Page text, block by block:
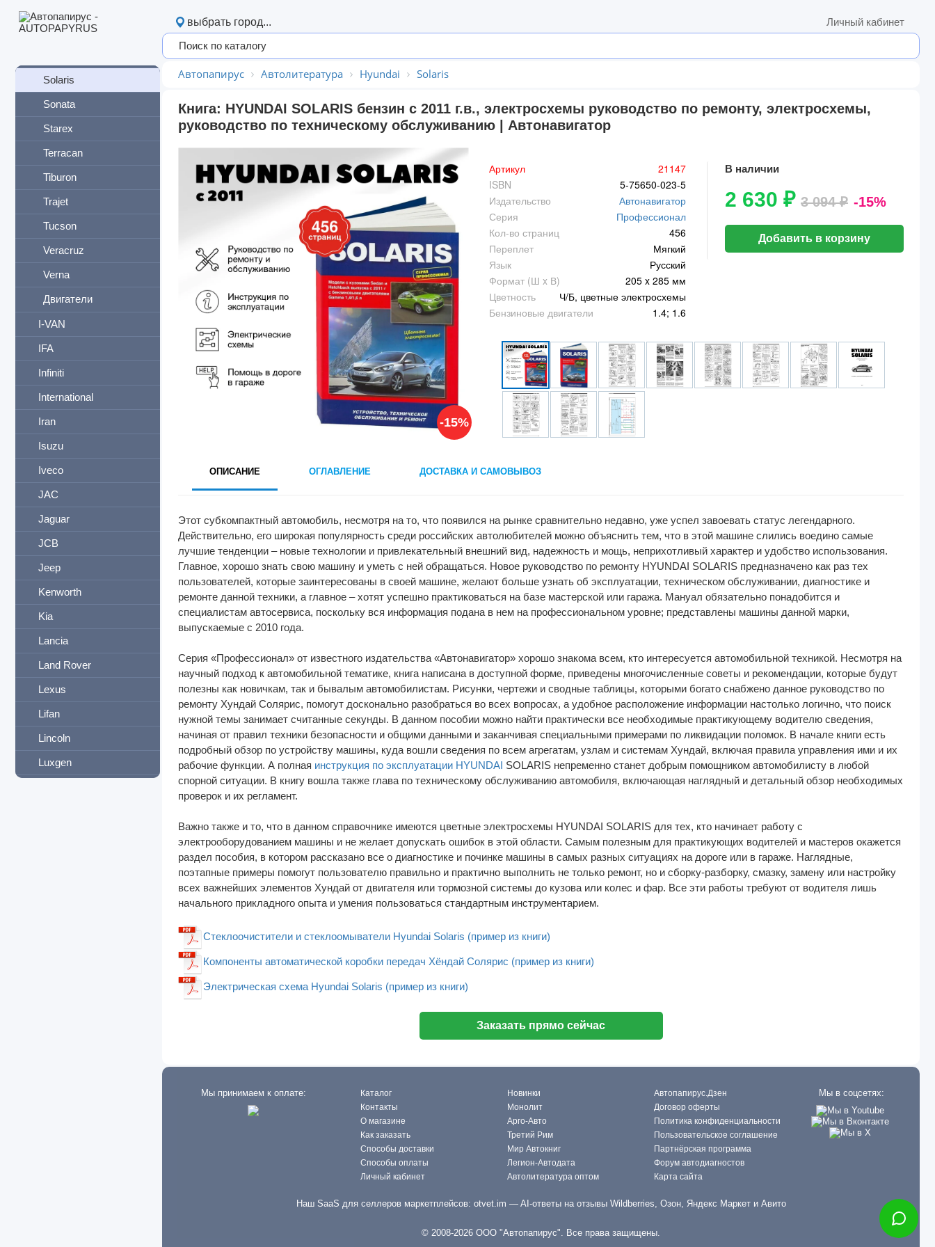
Santa Fe
Solaris
Sonata
Starex
Terracan
Tiburon
Trajet
Tucson
Veracruz
Verna
Двигатели
I-VAN
IFA
Infiniti
International
Iran
Isuzu
Iveco
JAC
Jaguar
JCB
Jeep
Kenworth
Kia
Lancia
Land Rover
Lexus
Lifan
Lincoln
Luxgen
выбрать город... Личный кабинет
Автопапирус Автолитература Hyundai Solaris
Книга: HYUNDAI SOLARIS бензин с 2011 г.в., электросхемы руководство по ремонту, электросхемы,
руководство по техническому обслуживанию | Автонавигатор
-15%
Артикул
21147
ISBN
5-75650-023-5
Издательство
Автонавигатор
Серия
Профессионал
Кол-во страниц
456
Переплет
Мягкий
Язык
Русский
Формат (Ш x В)
205 x 285 мм
Цветность
Ч/Б, цветные электросхемы
Бензиновые двигатели
1.4; 1.6
В наличии
2 630 ₽3 094 ₽ -15%
Добавить в корзину
ОПИСАНИЕ ОГЛАВЛЕНИЕ ДОСТАВКА И САМОВЫВОЗ
Этот субкомпактный автомобиль, несмотря на то, что появился на рынке сравнительно недавно, уже успел завоевать статус легендарного.
Действительно, его широкая популярность среди российских автолюбителей можно объяснить тем, что в этой машине слились воедино самые
лучшие тенденции – новые технологии и привлекательный внешний вид, надежность и мощь, неприхотливый характер и удобство использования.
Главное, хорошо знать свою машину и уметь с ней обращаться. Новое руководство по ремонту HYUNDAI SOLARIS предназначено как раз тех
пользователей, которые заинтересованы в своей машине, желают больше узнать об эксплуатации, техническом обслуживании, диагностике и
ремонте данной техники, а главное – хотят успешно практиковаться на базе мастерской или гаража. Мануал обязательно понадобится и
специалистам автосервиса, поскольку вся информация подана в нем на профессиональном уровне; представлены машины данной марки,
выпускаемые с 2010 года.
Серия «Профессионал» от известного издательства «Автонавигатор» хорошо знакома всем, кто интересуется автомобильной техникой. Несмотря на
научный подход к автомобильной тематике, книга написана в доступной форме, приведены многочисленные советы и рекомендации, которые будут
полезны как новичкам, так и бывалым автомобилистам. Рисунки, чертежи и сводные таблицы, которыми богато снабжено данное руководство по
ремонту Хундай Солярис, помогут досконально разобраться во всех вопросах, а удобное расположение информации настолько логично, что поиск
нужной темы занимает считанные секунды. В данном пособии можно найти практически все необходимые практикующему водителю сведения,
начиная от правил техники безопасности и общими данными и заканчивая специальными примерами по ликвидации поломок. В начале книги есть
подробный обзор по устройству машины, куда вошли сведения по всем агрегатам, узлам и системам Хундай, включая правила управления ими и их
рабочие функции. А полная инструкция по эксплуатации HYUNDAI SOLARIS непременно станет добрым помощником автомобилисту в любой
спорной ситуации. В книгу вошла также глава по техническому обслуживанию автомобиля, включающая наглядный и детальный обзор необходимых
проверок и их регламент.
Важно также и то, что в данном справочнике имеются цветные электросхемы HYUNDAI SOLARIS для тех, кто начинает работу с
электрооборудованием машины и не желает допускать ошибок в этой области. Самым полезным для практикующих водителей и мастеров окажется
раздел пособия, в котором рассказано все о диагностике и починке машины в самых разных ситуациях на дороге или в гараже. Наглядные,
поэтапные примеры помогут пользователю правильно и практично выполнить не только ремонт, но и сборку-разборку, смазку, замену или настройку
всех важнейших элементов Хундай от двигателя или тормозной системы до кузова или колес и фар. Все эти работы требуют от водителя лишь
начального прикладного опыта и умения пользоваться стандартным инструментарием.
Стеклоочистители и стеклоомыватели Hyundai Solaris (пример из книги)
Компоненты автоматической коробки передач Хёндай Солярис (пример из книги)
Электрическая схема Hyundai Solaris (пример из книги)
Заказать прямо сейчас
Мы принимаем к оплате:
Каталог
Контакты
О магазине
Как заказать
Способы доставки
Способы оплаты
Личный кабинет
Новинки
Монолит
Арго-Авто
Третий Рим
Мир Автокниг
Легион-Автодата
Автолитература оптом
Автопапирус.Дзен
Договор оферты
Политика конфиденциальности
Пользовательское соглашение
Партнёрская программа
Форум автодиагностов
Карта сайта
Мы в соцсетях:
Наш SaaS для селлеров маркетплейсов: otvet.im — AI-ответы на отзывы Wildberries, Озон, Яндекс Маркет и Авито
© 2008-2026 ООО "Автопапирус". Все права защищены.